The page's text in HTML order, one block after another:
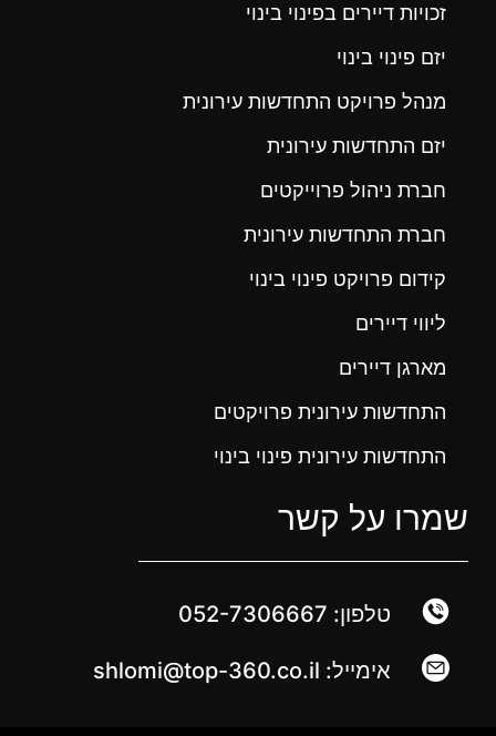
זכויות דיירים בפינוי בינוי
יזם פינוי בינוי
מנהל פרויקט התחדשות עירונית
יזם התחדשות עירונית
חברת ניהול פרוייקטים
חברת התחדשות עירונית
קידום פרויקט פינוי בינוי
ליווי דיירים
מארגן דיירים
התחדשות עירונית פרויקטים
התחדשות עירונית פינוי בינוי
שמרו על קשר
טלפון: 052-7306667
אימייל: shlomi@top-360.co.il